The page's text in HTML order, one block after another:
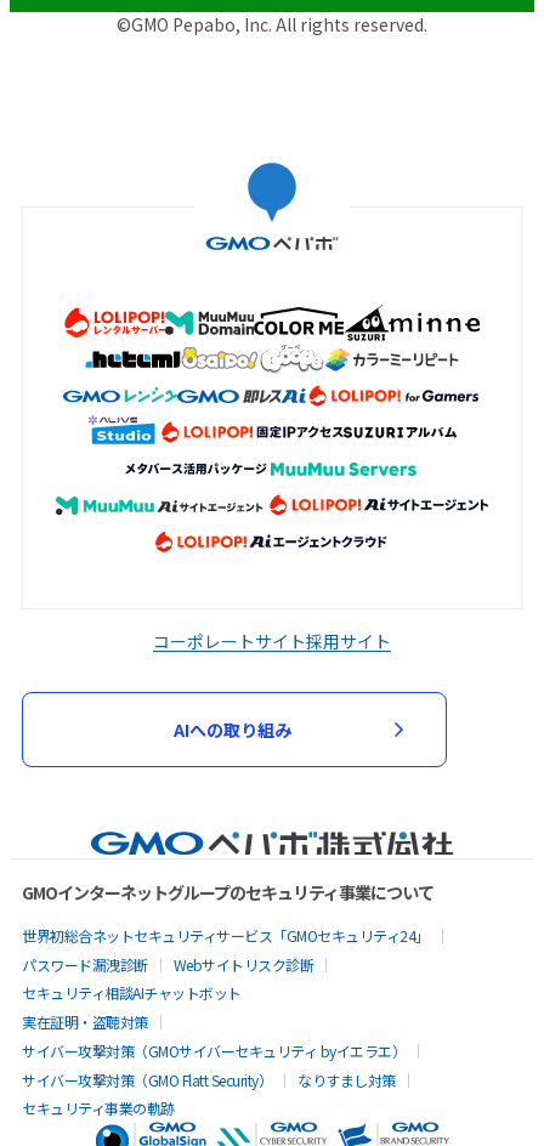
©GMO Pepabo, Inc. All rights reserved.
コーポレートサイト採用サイト
AIへの取り組み
GMOインターネットグループのセキュリティ事業について
世界初総合ネットセキュリティサービス「GMOセキュリティ24」
パスワード漏洩診断
Webサイトリスク診断
セキュリティ相談AIチャットボット
実在証明・盗聴対策
サイバー攻撃対策（GMOサイバーセキュリティ byイエラエ）
サイバー攻撃対策（GMO Flatt Security）
なりすまし対策
セキュリティ事業の軌跡